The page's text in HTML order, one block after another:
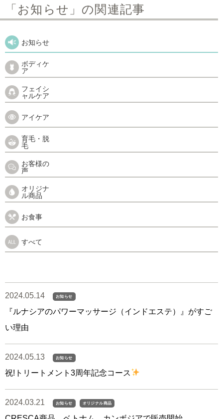
「お知らせ」の関連記事
お知らせ
ボディケ
ア
フェイシ
ャルケア
アイケア
育毛・脱
毛
お客様の
声
オリジナ
ル商品
お食事
すべて
2024.05.14 お知らせ
『ルナシアのパワーマッサージ（インドエステ）』がすご
い理由
2024.05.13 お知らせ
祝!トリートメント3周年記念コース
2024.03.21 お知らせ オリジナル商品